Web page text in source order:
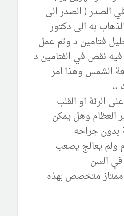
الصدر ( الصدر الى
به الى دكتور
فتامين د وتم عمل
نقص في الفتامين د
الشمس وهذا امر
الرئة او القلب
العظام وهل يمكن
بدون جراحه
ولم يعالج يصعب
السن
متخصص بهذه